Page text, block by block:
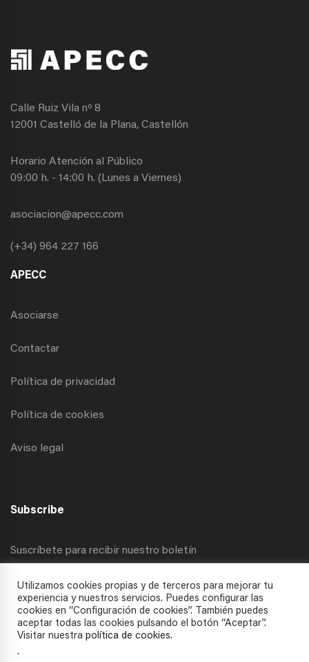
Calle Ruiz Vila nº 8
12001 Castelló de la Plana, Castellón
Horario Atención al Público
09:00 h. - 14:00 h. (Lunes a Viernes)
asociacion@apecc.com
(+34) 964 227 166
APECC
Asociarse
Contactar
Política de privacidad
Política de cookies
Aviso legal
Subscribe
Suscríbete para recibir nuestro boletín
Utilizamos cookies propias y de terceros para mejorar tu
experiencia y nuestros servicios. Puedes configurar las
cookies en “Configuración de cookies”. También puedes
aceptar todas las cookies pulsando el botón “Aceptar”.
Visitar nuestra política de cookies.
.